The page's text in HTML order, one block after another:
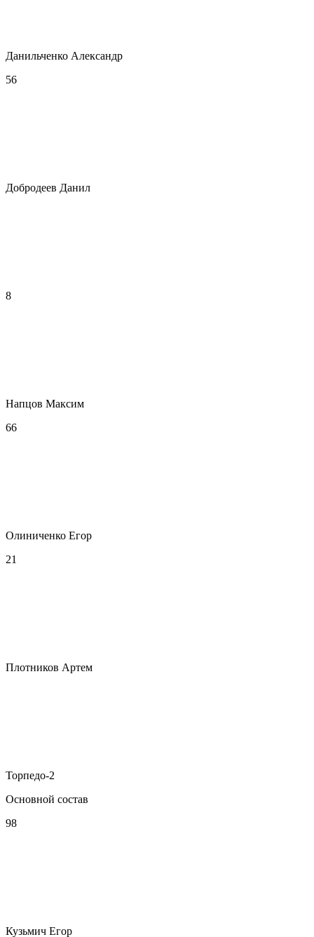
Данильченко Александр
56
Добродеев Данил
8
Напцов Максим
66
Олиниченко Егор
21
Плотников Артем
Торпедо-2
Основной состав
98
Кузьмич Егор